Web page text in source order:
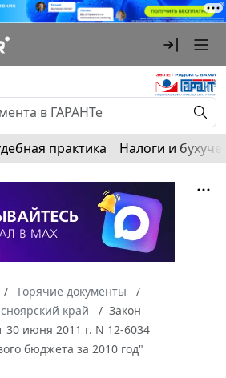
практика Налоги и
Горячие документы
край
Закон
30 июня 2011 г. N 12-6034
бюджета за 2010 год"